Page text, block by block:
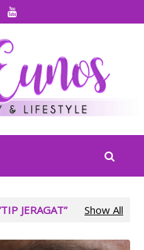
TIP JERAGAT Show All